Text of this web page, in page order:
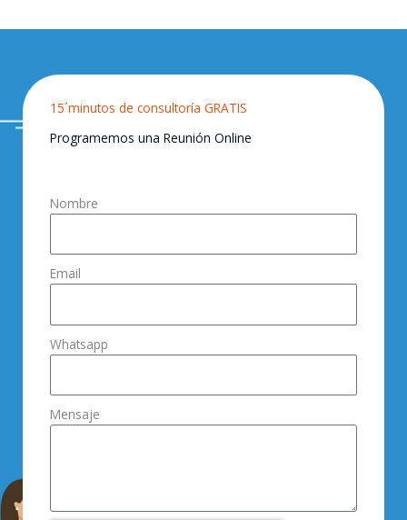
15´minutos de consultoría GRATIS
Programemos una Reunión Online
Nombre
Email
Whatsapp
Mensaje